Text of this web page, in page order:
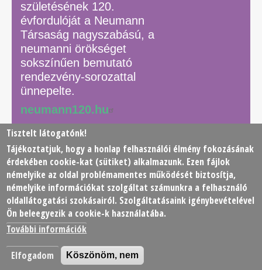
születésének 120.
évfordulóját a Neumann
Társaság nagyszabású, a
neumanni örökséget
sokszínűen bemutató
rendezvény-sorozattal
ünnepelte.
neumann120.hu
© 2026 Neumann János Számítógéptudományi Társaság
(NJSZT)
Footer
menu
Adatkezelési tájékoztató Impresszum Kapcsolat
Tisztelt látogatónk!
Tájékoztatjuk, hogy a honlap felhasználói élmény fokozásának
érdekében cookie-kat (sütiket) alkalmazunk. Ezen fájlok
némelyike az oldal problémamentes működését biztosítja,
némelyike információkat szolgáltat számunkra a felhasználó
oldallátogatási szokásairól. Szolgáltatásaink igénybevételével
Ön beleegyezik a cookie-k használatába.
További információk
Elfogadom Köszönöm, nem